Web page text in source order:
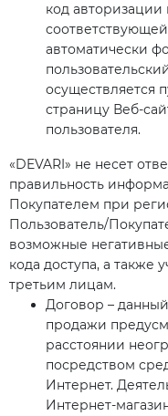
код
автоматически
осуществляется
страницу Веб-
пользователя.
«DEVARI» не несет
правильность
Покупателем при
Пользователь/
возможные
кода доступа, а также
третьим лицам.
Договор –
продажи
расстоянии
посредством
Интернет.
Интернет-